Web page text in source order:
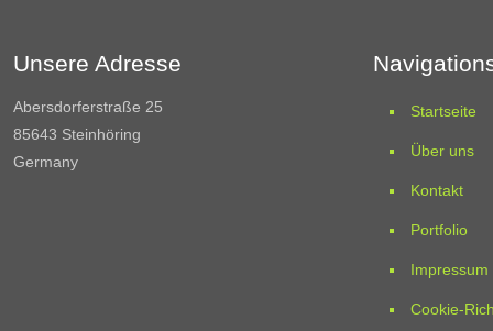
Unsere Adresse
Abersdorferstraße 25
85643 Steinhöring
Germany
Startseite
Über uns
Kontakt
Portfolio
Impressum
Cookie-